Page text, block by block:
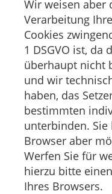
Wir weisen aber
Verarbeitung
Cookies
1 DSGVO ist, da
überhaupt nicht
und wir
haben, das
bestimmten
unterbinden.
Browser aber
Werfen Sie für
hierzu bitte
Ihres Browsers.